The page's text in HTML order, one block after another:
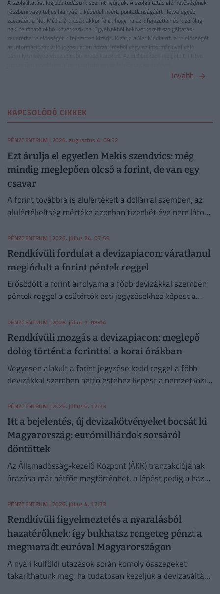
A szolgáltatást legjobb tudásunk szerint nyújtjuk. A szolgáltatás elérhetőségének
részbeni vagy teljes hiányáért, késedelméért, pontatlanságáért illetve egyéb
zavaráért a Net Média Zrt. csak akkor felel, hogy ha az kifejezetten és kizárólag
neki felróható okból következik be. Egyéb okból bekövetkezett szolgáltatás-
zavarért a felelősségét kifejezetten kizárja. Kizárja a Net Média zrt. a felelősségét
Tovább
KAPCSOLÓDÓ CIKKEK
PÉNZCENTRUM | 2026. augusztus 4. 09:52
Ezt árulja el egyetlen Mekis szendvics: még
mindig meglepően olcsó a forint, de van egy
csavar
A forint továbbra is alulértékelt a dollárral szemben, az
alulértékeltség mértéke azonban tizenkét éve nem látott
PÉNZCENTRUM | 2026. július 24. 07:59
Rendkívüli fordulat a devizapiacon: váratlanul
meglódult a forint péntek reggel
Erősödött a forint árfolyama a főbb devizákkal szemben
péntek reggel a csütörtök esti jegyzésekhez képest a
PÉNZCENTRUM | 2026. július 7. 08:04
Rendkívüli mozgás a devizapiacon: meglepő
dolog történt a forinttal a korai órákban
Vegyesen alakult a forint jegyzése kedd reggel a főbb
devizákkal szemben hétfő estéhez képest a nemzetközi
PÉNZCENTRUM | 2026. július 6. 12:33
Itt a bejelentés, új devizakötvényeket bocsát ki
Magyarország: eurómilliárdok sorsáról
döntöttek
Az Államadósság-kezelő Központ (ÁKK) tranzakciójának
árazása már hétfőn megtörténhet, a lépést pedig a hazai
PÉNZCENTRUM | 2026. július 4. 12:33
Rendkívüli figyelmeztetés a nyaralásból
hazatérőknek: így bukhatsz rengeteg pénzt a
megmaradt euróval Magyarországon
A nyári külföldi utazások során komoly összegeket
takaríthatunk meg, ha tudatosan kezeljük a devizaváltást